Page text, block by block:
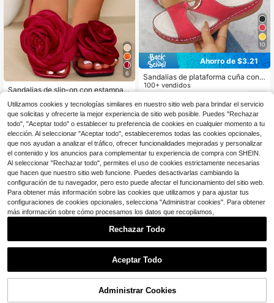
6
Sandalias de slip-on con estampad
con correa de moda para el verano
y San Valentín
$11.00 -10%
10
Ahorro de $3.21
Sandalias de plataforma cuña con c
ierre de hebilla de metal mate rojo p
ara mujer de talla grande, estilo cas
ual de verano con punta redonda y
diseño calado, aptas para uso diari
o, vacaciones, playa, ligeras y cóm
odas de poner
100+ vendidos
.79 -21% con cupón
COMPRA AHORA AÑADIR A LA BOLSA
Utilizamos cookies y tecnologías similares en nuestro sitio web para brindar el servicio
que solicitas y ofrecerte la mejor experiencia de sitio web posible. Puedes "Rechazar
todo", "Aceptar todo" o establecer tu preferencia de cookies en cualquier momento a tu
elección. Al seleccionar "Aceptar todo", estableceremos todas las cookies opcionales,
que nos ayudan a analizar el tráfico, ofrecer funcionalidades mejoradas y personalizar
el contenido y los anuncios para complementar tu experiencia de compra con SHEIN.
Al seleccionar "Rechazar todo", permites el uso de cookies estrictamente necesarias
que hacen que nuestro sitio web funcione. Puedes desactivarlas cambiando la
configuración de tu navegador, pero esto puede afectar el funcionamiento del sitio web.
Para obtener más información sobre las cookies que utilizamos y para ajustar tus
configuraciones de cookies opcionales, selecciona "Administrar cookies". Para obtener
más información sobre cómo procesamos los datos que recopilamos,
Rechazar Todo
Aceptar Todo
Administrar Cookies